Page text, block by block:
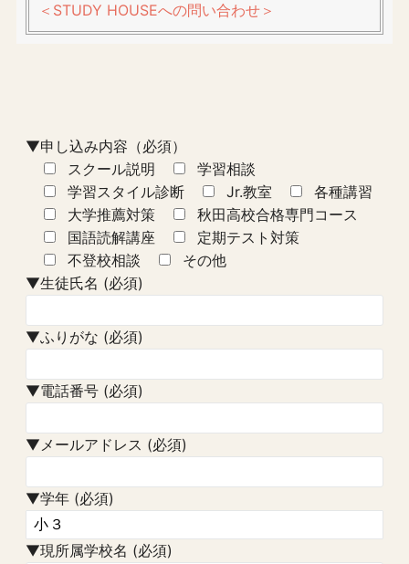
＜STUDY HOUSEへの問い合わせ＞
▼申し込み内容（必須）
スクール説明
学習相談
学習スタイル診断
Jr.教室
各種講習
大学推薦対策
秋田高校合格専門コース
国語読解講座
定期テスト対策
不登校相談
その他
▼生徒氏名 (必須)
▼ふりがな (必須)
▼電話番号 (必須)
▼メールアドレス (必須)
▼学年 (必須)
▼現所属学校名 (必須)